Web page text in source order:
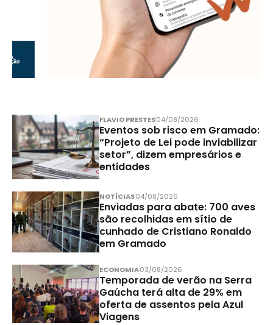
FLAVIO PRESTES04/08/2026
Eventos sob risco em Gramado:
“Projeto de Lei pode inviabilizar
setor”, dizem empresários e
entidades
NOTÍCIAS04/08/2026
Enviadas para abate: 700 aves
são recolhidas em sítio de
cunhado de Cristiano Ronaldo
em Gramado
ECONOMIA03/08/2026
Temporada de verão na Serra
Gaúcha terá alta de 29% em
oferta de assentos pela Azul
Viagens